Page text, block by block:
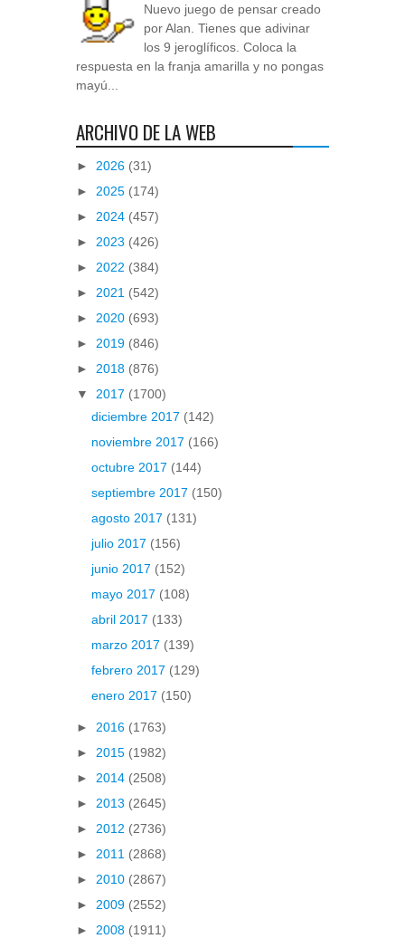
Nuevo juego de pensar creado
por Alan. Tienes que adivinar
los 9 jeroglíficos. Coloca la
respuesta en la franja amarilla y no pongas
mayú...
ARCHIVO DE LA WEB
► 2026 (31)
► 2025 (174)
► 2024 (457)
► 2023 (426)
► 2022 (384)
► 2021 (542)
► 2020 (693)
► 2019 (846)
► 2018 (876)
▼ 2017 (1700)
diciembre 2017 (142)
noviembre 2017 (166)
octubre 2017 (144)
septiembre 2017 (150)
agosto 2017 (131)
julio 2017 (156)
junio 2017 (152)
mayo 2017 (108)
abril 2017 (133)
marzo 2017 (139)
febrero 2017 (129)
enero 2017 (150)
► 2016 (1763)
► 2015 (1982)
► 2014 (2508)
► 2013 (2645)
► 2012 (2736)
► 2011 (2868)
► 2010 (2867)
► 2009 (2552)
► 2008 (1911)